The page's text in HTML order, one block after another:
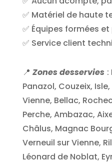
✅ Matériel de haute
✅ Équipes formées
✅ Service client
📍 Zones desservies :
Panazol, Couzeix,
Vienne, Bellac,
Perche, Ambazac,
Châlus, Magnac
Verneuil sur Vienne,
Léonard de Noblat,